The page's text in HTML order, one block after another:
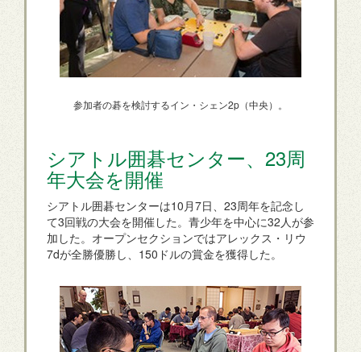
参加者の碁を検討するイン・シェン2p（中央）。
シアトル囲碁センター、23周
年大会を開催
シアトル囲碁センターは10月7日、23周年を記念し
て3回戦の大会を開催した。青少年を中心に32人が参
加した。オープンセクションではアレックス・リウ
7dが全勝優勝し、150ドルの賞金を獲得した。